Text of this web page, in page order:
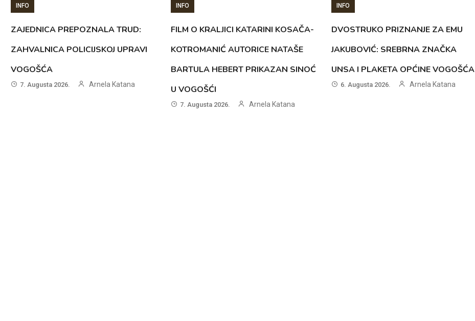
INFO
ZAJEDNICA PREPOZNALA TRUD:
ZAHVALNICA POLICIJSKOJ UPRAVI
VOGOŠĆA
7. Augusta 2026. Arnela Katana
INFO
FILM O KRALJICI KATARINI KOSAČA-
KOTROMANIĆ AUTORICE NATAŠE
BARTULA HEBERT PRIKAZAN SINOĆ
U VOGOŠĆI
7. Augusta 2026. Arnela Katana
INFO
DVOSTRUKO PRIZNANJE ZA EMU
JAKUBOVIĆ: SREBRNA ZNAČKA
UNSA I PLAKETA OPĆINE VOGOŠĆA
6. Augusta 2026. Arnela Katana